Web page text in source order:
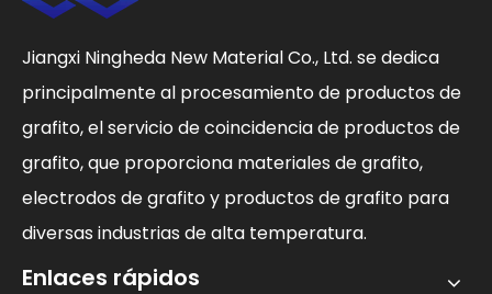
Jiangxi Ningheda New Material Co., Ltd. se dedica
principalmente al procesamiento de productos de
grafito, el servicio de coincidencia de productos de
grafito, que proporciona materiales de grafito,
electrodos de grafito y productos de grafito para
diversas industrias de alta temperatura.
Enlaces rápidos